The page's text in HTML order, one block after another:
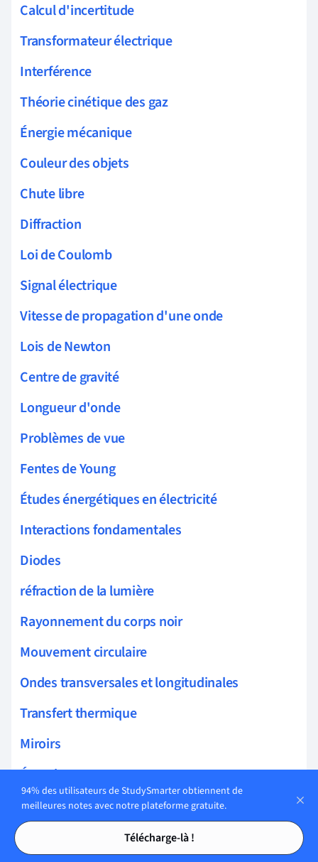
Tables des matières
Tables des matières
Calcul d'incertitude
Transformateur électrique
Interférence
Théorie cinétique des gaz
Énergie mécanique
Couleur des objets
Chute libre
Diffraction
Loi de Coulomb
Signal électrique
Vitesse de propagation d'une onde
Lois de Newton
Centre de gravité
Longueur d'onde
Problèmes de vue
Fentes de Young
Études énergétiques en électricité
Interactions fondamentales
Diodes
réfraction de la lumière
Rayonnement du corps noir
Mouvement circulaire
Ondes transversales et longitudinales
Transfert thermique
Miroirs
Énergie
Force électrique, Champ, et Potentiel
électromagnétisme
94% des utilisateurs de StudySmarter obtiennent de
meilleures notes avec notre plateforme gratuite.
Télécharge-là !